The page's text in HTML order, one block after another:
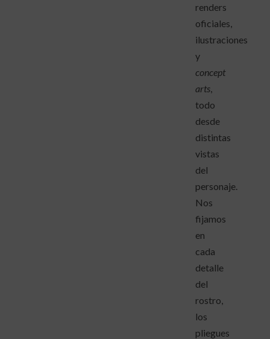
renders
oficiales,
ilustraciones
y
concept
arts,
todo
desde
distintas
vistas
del
personaje.
Nos
fijamos
en
cada
detalle
del
rostro,
los
pliegues